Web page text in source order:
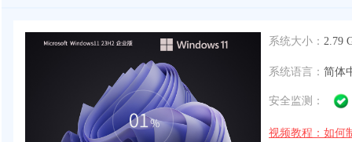
系统大小： 2.79
系统语言： 简体
安全监测：
视频教程：如何